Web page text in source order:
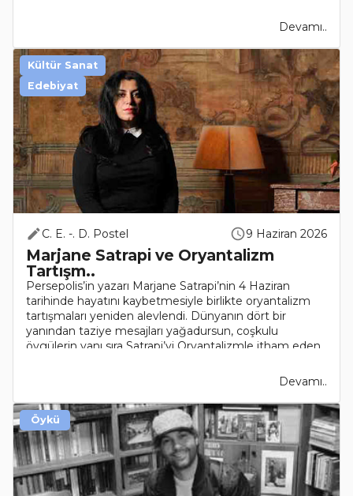
Devamı..
C. E. -. D. Postel 9 Haziran 2026
Marjane Satrapi ve Oryantalizm
Tartışm..
Persepolis’in yazarı Marjane Satrapi’nin 4 Haziran
tarihinde hayatını kaybetmesiyle birlikte oryantalizm
tartışmaları yeniden alevlendi. Dünyanın dört bir
yanından taziye mesajları yağadursun, coşkulu
övgülerin yanı sıra Satrapi’yi Oryantalizmle itham eden
Devamı..
Kültür Sanat
Edebiyat
Öykü